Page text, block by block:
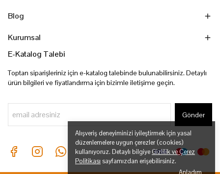
Alışveriş deneyiminizi iyileştirmek için yasal
düzenlemelere uygun çerezler (cookies)
kullanıyoruz. Detaylı bilgiye Gizlilik ve Çerez
Politikası sayfamızdan erişebilirsiniz.
Anladım
Blog
Kurumsal
E-Katalog Talebi
Toptan siparişleriniz için e-katalog talebinde bulunabilirsiniz. Detaylı
ürün bilgileri ve fiyatlandırma için bizimle iletişime geçin.
Gönder